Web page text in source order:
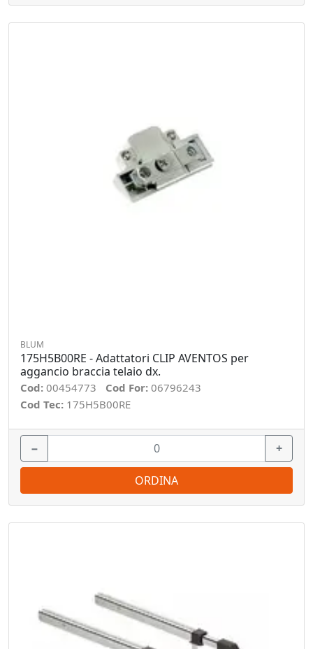
BLUM
175H5B00RE - Adattatori CLIP AVENTOS per
aggancio braccia telaio dx.
Cod: 00454773 Cod For: 06796243
Cod Tec: 175H5B00RE
− +
ORDINA